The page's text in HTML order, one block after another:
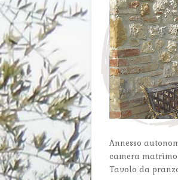
Annesso
camera
Tavolo da